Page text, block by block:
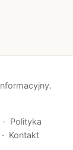
· Polityka
· Kontakt